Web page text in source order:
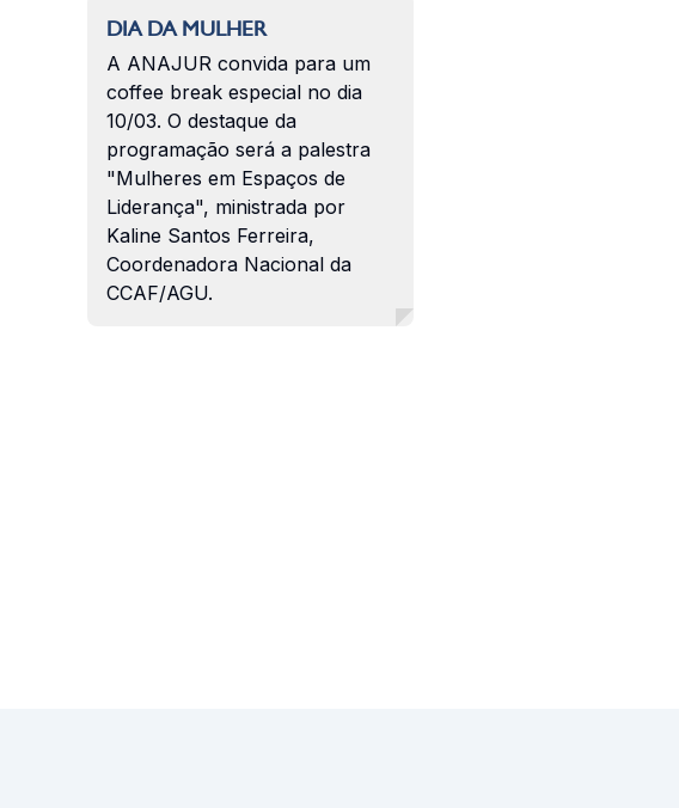
DIA DA MULHER
A ANAJUR convida para um
coffee break especial no dia
10/03. O destaque da
programação será a palestra
"Mulheres em Espaços de
Liderança", ministrada por
Kaline Santos Ferreira,
Coordenadora Nacional da
CCAF/AGU.